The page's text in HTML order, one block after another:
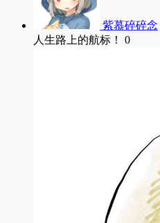
紫慕碎碎念
人生路上的航标！ 0